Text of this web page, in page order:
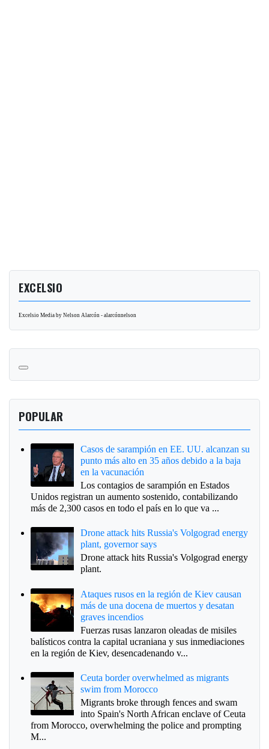
EXCELSIO
Excelsio Media by Nelson Alarcón - alarcónnelson
POPULAR
Casos de sarampión en EE. UU. alcanzan su
punto más alto en 35 años debido a la baja
en la vacunación
Los contagios de sarampión en Estados
Unidos registran un aumento sostenido, contabilizando
más de 2,300 casos en todo el país en lo que va ...
Drone attack hits Russia's Volgograd energy
plant, governor says
Drone attack hits Russia's Volgograd energy
plant.
Ataques rusos en la región de Kiev causan
más de una docena de muertos y desatan
graves incendios
Fuerzas rusas lanzaron oleadas de misiles
balísticos contra la capital ucraniana y sus inmediaciones
en la región de Kiev, desencadenando v...
Ceuta border overwhelmed as migrants
swim from Morocco
Migrants broke through fences and swam
into Spain's North African enclave of Ceuta
from Morocco, overwhelming the police and prompting
M...